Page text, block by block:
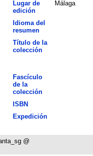
Lugar de
edición
Málaga
Idioma del
resumen
Título de la
colección
Fascículo
de la
colección
ISBN
Expedición
@